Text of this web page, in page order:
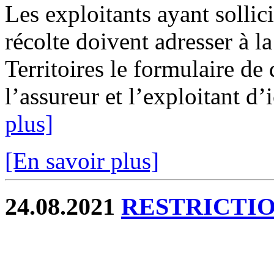
Les exploitants ayant
récolte doivent adresser à
Territoires le formulaire de
l’assureur et l’exploitant
plus]
[En savoir plus]
24.08.2021